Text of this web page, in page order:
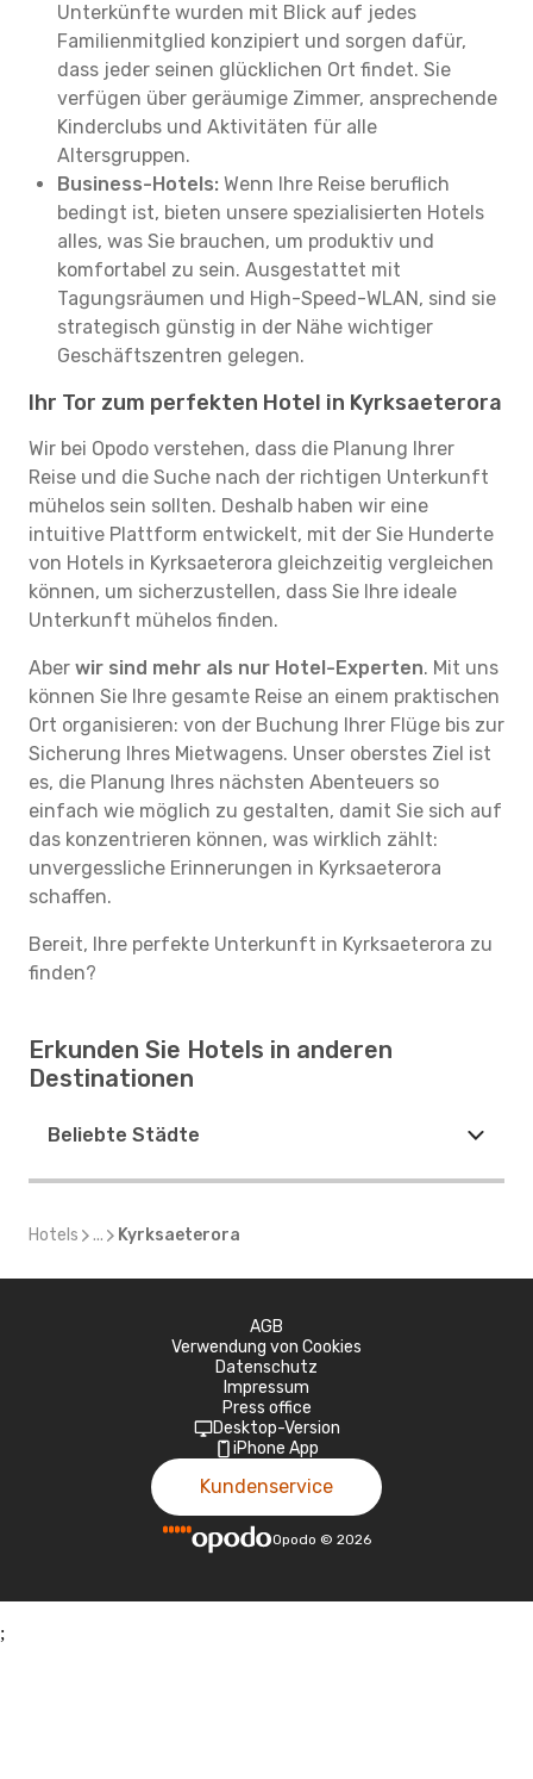
Unterkünfte wurden mit Blick auf jedes
Familienmitglied konzipiert und sorgen dafür,
dass jeder seinen glücklichen Ort findet. Sie
verfügen über geräumige Zimmer, ansprechende
Kinderclubs und Aktivitäten für alle
Altersgruppen.
Business-Hotels: Wenn Ihre Reise beruflich
bedingt ist, bieten unsere spezialisierten Hotels
alles, was Sie brauchen, um produktiv und
komfortabel zu sein. Ausgestattet mit
Tagungsräumen und High-Speed-WLAN, sind sie
strategisch günstig in der Nähe wichtiger
Geschäftszentren gelegen.
Ihr Tor zum perfekten Hotel in Kyrksaeterora
Wir bei Opodo verstehen, dass die Planung Ihrer
Reise und die Suche nach der richtigen Unterkunft
mühelos sein sollten. Deshalb haben wir eine
intuitive Plattform entwickelt, mit der Sie Hunderte
von Hotels in Kyrksaeterora gleichzeitig vergleichen
können, um sicherzustellen, dass Sie Ihre ideale
Unterkunft mühelos finden.
Aber wir sind mehr als nur Hotel-Experten. Mit uns
können Sie Ihre gesamte Reise an einem praktischen
Ort organisieren: von der Buchung Ihrer Flüge bis zur
Sicherung Ihres Mietwagens. Unser oberstes Ziel ist
es, die Planung Ihres nächsten Abenteuers so
einfach wie möglich zu gestalten, damit Sie sich auf
das konzentrieren können, was wirklich zählt:
unvergessliche Erinnerungen in Kyrksaeterora
schaffen.
Bereit, Ihre perfekte Unterkunft in Kyrksaeterora zu
finden?
Erkunden Sie Hotels in anderen
Destinationen
Beliebte Städte
Hotels ... Kyrksaeterora
AGB
Verwendung von Cookies
Datenschutz
Impressum
Press office
Desktop-Version
iPhone App
Kundenservice
Opodo © 2026
;